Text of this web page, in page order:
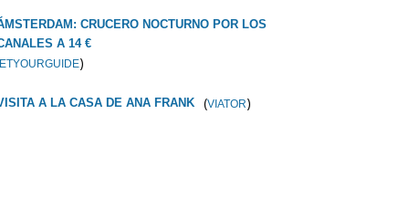
CRUCERO NOCTURNO POR LOS
A 14 €
)
A LA CASA DE ANA FRANK (VIATOR)